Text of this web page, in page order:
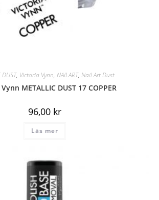
DUST, Victoria Vynn, NAILART, Nail Art Dust
METALLIC DUST 17 COPPER
96,00 kr
Läs mer